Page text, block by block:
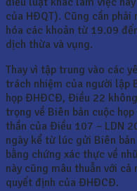
của HĐQT). Cũng cần
hóa các khoản từ 19.09
dịch thừa và vụng.
Thay vì tập trung vào các
trách nhiệm của người lập
họp ĐHĐCĐ, Điều 22
trọng về Biên bản cuộc
thần của Điều 107 – LDN
ngày kể từ lúc gửi Biên
bằng chứng xác thực về
này cũng mâu thuẫn với
quyết định của ĐHĐCĐ.